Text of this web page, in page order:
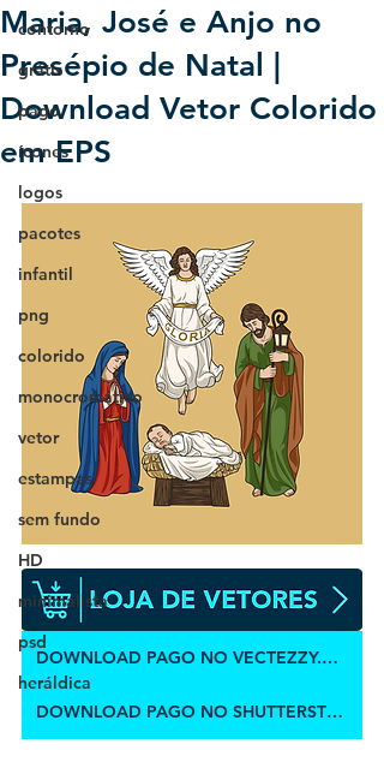
contorno
grátis
pago
ícones
logos
pacotes
infantil
png
colorido
monocromático
vetor
estampas
sem fundo
HD
minimalista
psd
heráldica
Maria, José e Anjo no
Presépio de Natal |
Download Vetor Colorido
em EPS
DOWNLOAD PAGO NO VECTEZZY.COM
DOWNLOAD PAGO NO SHUTTERSTOCK